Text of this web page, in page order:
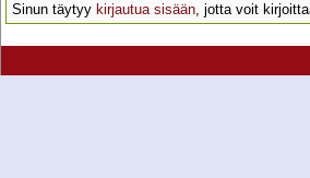
Sinun täytyy kirjautua sisään, jotta voit